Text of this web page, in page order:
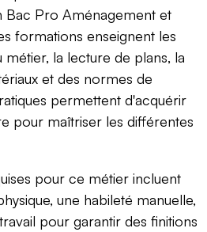
Bac Pro Aménagement et
formations enseignent les
métier, la lecture de plans, la
et des normes de
permettent d'acquérir
pour maîtriser les différentes
pour ce métier incluent
une habileté manuelle,
pour garantir des finitions